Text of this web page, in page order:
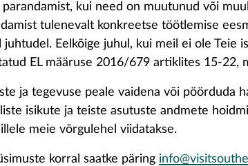
kui need on muutunud või
tulenevalt konkreetse töötlemise
Eelkõige juhul, kui meil ei ole Teie
EL määruse 2016/679 artiklites 15-22,
ja tegevuse peale vaidena või pöörduda
isikute ja teiste asutuste andmete
meie võrgulehel viidatakse.
korral saatke päring